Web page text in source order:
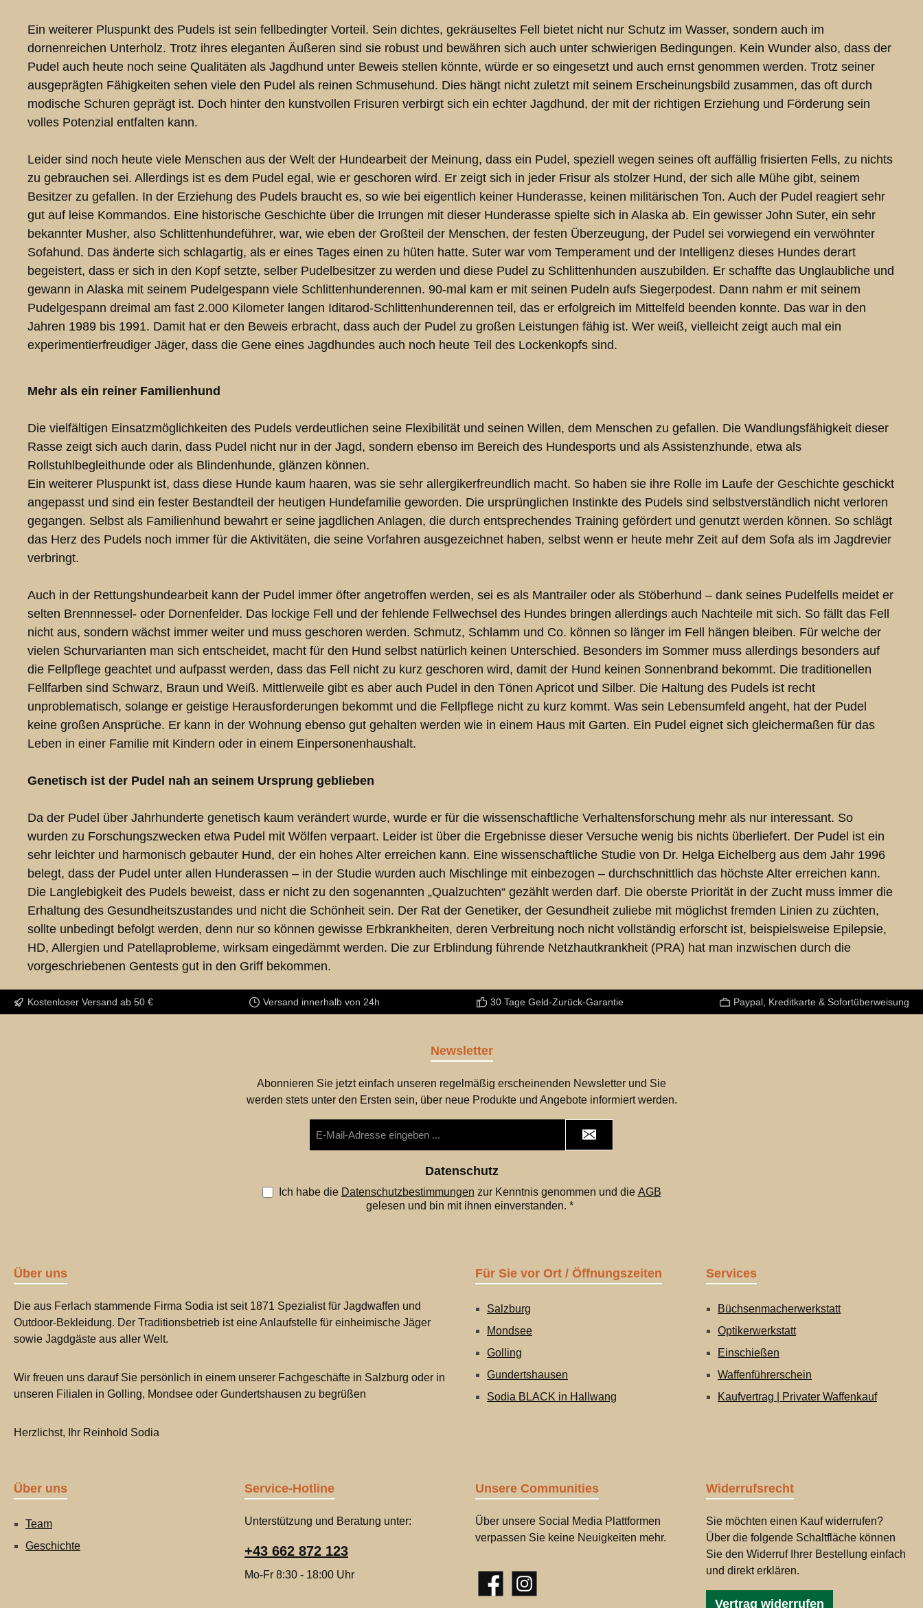
Ein weiterer Pluspunkt des Pudels ist sein fellbedingter Vorteil. Sein dichtes, gekräuseltes Fell bietet nicht nur Schutz im Wasser, sondern auch im
dornenreichen Unterholz. Trotz ihres eleganten Äußeren sind sie robust und bewähren sich auch unter schwierigen Bedingungen. Kein Wunder also, dass der
Pudel auch heute noch seine Qualitäten als Jagdhund unter Beweis stellen könnte, würde er so eingesetzt und auch ernst genommen werden. Trotz seiner
ausgeprägten Fähigkeiten sehen viele den Pudel als reinen Schmusehund. Dies hängt nicht zuletzt mit seinem Erscheinungsbild zusammen, das oft durch
modische Schuren geprägt ist. Doch hinter den kunstvollen Frisuren verbirgt sich ein echter Jagdhund, der mit der richtigen Erziehung und Förderung sein
volles Potenzial entfalten kann.
Leider sind noch heute viele Menschen aus der Welt der Hundearbeit der Meinung, dass ein Pudel, speziell wegen seines oft auffällig frisierten Fells, zu nichts
zu gebrauchen sei. Allerdings ist es dem Pudel egal, wie er geschoren wird. Er zeigt sich in jeder Frisur als stolzer Hund, der sich alle Mühe gibt, seinem
Besitzer zu gefallen. In der Erziehung des Pudels braucht es, so wie bei eigentlich keiner Hunderasse, keinen militärischen Ton. Auch der Pudel reagiert sehr
gut auf leise Kommandos. Eine historische Geschichte über die Irrungen mit dieser Hunderasse spielte sich in Alaska ab. Ein gewisser John Suter, ein sehr
bekannter Musher, also Schlittenhundeführer, war, wie eben der Großteil der Menschen, der festen Überzeugung, der Pudel sei vorwiegend ein verwöhnter
Sofahund. Das änderte sich schlagartig, als er eines Tages einen zu hüten hatte. Suter war vom Temperament und der Intelligenz dieses Hundes derart
begeistert, dass er sich in den Kopf setzte, selber Pudelbesitzer zu werden und diese Pudel zu Schlittenhunden auszubilden. Er schaffte das Unglaubliche und
gewann in Alaska mit seinem Pudelgespann viele Schlittenhunderennen. 90-mal kam er mit seinen Pudeln aufs Siegerpodest. Dann nahm er mit seinem
Pudelgespann dreimal am fast 2.000 Kilometer langen Iditarod-Schlittenhunderennen teil, das er erfolgreich im Mittelfeld beenden konnte. Das war in den
Jahren 1989 bis 1991. Damit hat er den Beweis erbracht, dass auch der Pudel zu großen Leistungen fähig ist. Wer weiß, vielleicht zeigt auch mal ein
experimentierfreudiger Jäger, dass die Gene eines Jagdhundes auch noch heute Teil des Lockenkopfs sind.
Mehr als ein reiner Familienhund
Die vielfältigen Einsatzmöglichkeiten des Pudels verdeutlichen seine Flexibilität und seinen Willen, dem Menschen zu gefallen. Die Wandlungsfähigkeit dieser
Rasse zeigt sich auch darin, dass Pudel nicht nur in der Jagd, sondern ebenso im Bereich des Hundesports und als Assistenzhunde, etwa als
Rollstuhlbegleithunde oder als Blindenhunde, glänzen können.
Ein weiterer Pluspunkt ist, dass diese Hunde kaum haaren, was sie sehr allergikerfreundlich macht. So haben sie ihre Rolle im Laufe der Geschichte geschickt
angepasst und sind ein fester Bestandteil der heutigen Hundefamilie geworden. Die ursprünglichen Instinkte des Pudels sind selbstverständlich nicht verloren
gegangen. Selbst als Familienhund bewahrt er seine jagdlichen Anlagen, die durch entsprechendes Training gefördert und genutzt werden können. So schlägt
das Herz des Pudels noch immer für die Aktivitäten, die seine Vorfahren ausgezeichnet haben, selbst wenn er heute mehr Zeit auf dem Sofa als im Jagdrevier
verbringt.
Auch in der Rettungshundearbeit kann der Pudel immer öfter angetroffen werden, sei es als Mantrailer oder als Stöberhund – dank seines Pudelfells meidet er
selten Brennnessel- oder Dornenfelder. Das lockige Fell und der fehlende Fellwechsel des Hundes bringen allerdings auch Nachteile mit sich. So fällt das Fell
nicht aus, sondern wächst immer weiter und muss geschoren werden. Schmutz, Schlamm und Co. können so länger im Fell hängen bleiben. Für welche der
vielen Schurvarianten man sich entscheidet, macht für den Hund selbst natürlich keinen Unterschied. Besonders im Sommer muss allerdings besonders auf
die Fellpflege geachtet und aufpasst werden, dass das Fell nicht zu kurz geschoren wird, damit der Hund keinen Sonnenbrand bekommt. Die traditionellen
Fellfarben sind Schwarz, Braun und Weiß. Mittlerweile gibt es aber auch Pudel in den Tönen Apricot und Silber. Die Haltung des Pudels ist recht
unproblematisch, solange er geistige Herausforderungen bekommt und die Fellpflege nicht zu kurz kommt. Was sein Lebensumfeld angeht, hat der Pudel
keine großen Ansprüche. Er kann in der Wohnung ebenso gut gehalten werden wie in einem Haus mit Garten. Ein Pudel eignet sich gleichermaßen für das
Leben in einer Familie mit Kindern oder in einem Einpersonenhaushalt.
Genetisch ist der Pudel nah an seinem Ursprung geblieben
Da der Pudel über Jahrhunderte genetisch kaum verändert wurde, wurde er für die wissenschaftliche Verhaltensforschung mehr als nur interessant. So
wurden zu Forschungszwecken etwa Pudel mit Wölfen verpaart. Leider ist über die Ergebnisse dieser Versuche wenig bis nichts überliefert. Der Pudel ist ein
sehr leichter und harmonisch gebauter Hund, der ein hohes Alter erreichen kann. Eine wissenschaftliche Studie von Dr. Helga Eichelberg aus dem Jahr 1996
belegt, dass der Pudel unter allen Hunderassen – in der Studie wurden auch Mischlinge mit einbezogen – durchschnittlich das höchste Alter erreichen kann.
Die Langlebigkeit des Pudels beweist, dass er nicht zu den sogenannten „Qualzuchten“ gezählt werden darf. Die oberste Priorität in der Zucht muss immer die
Erhaltung des Gesundheitszustandes und nicht die Schönheit sein. Der Rat der Genetiker, der Gesundheit zuliebe mit möglichst fremden Linien zu züchten,
sollte unbedingt befolgt werden, denn nur so können gewisse Erbkrankheiten, deren Verbreitung noch nicht vollständig erforscht ist, beispielsweise Epilepsie,
HD, Allergien und Patellaprobleme, wirksam eingedämmt werden. Die zur Erblindung führende Netzhautkrankheit (PRA) hat man inzwischen durch die
vorgeschriebenen Gentests gut in den Griff bekommen.
Kostenloser Versand ab 50 € Versand innerhalb von 24h 30 Tage Geld-Zurück-Garantie Paypal, Kreditkarte & Sofortüberweisung
Newsletter
Abonnieren Sie jetzt einfach unseren regelmäßig erscheinenden Newsletter und Sie
werden stets unter den Ersten sein, über neue Produkte und Angebote informiert werden.
Mail-
Datenschutz
Ich habe die Datenschutzbestimmungen zur Kenntnis genommen und die AGB
gelesen und bin mit ihnen einverstanden. *
Über uns
Die aus Ferlach stammende Firma Sodia ist seit 1871 Spezialist für Jagdwaffen und
Outdoor-Bekleidung. Der Traditionsbetrieb ist eine Anlaufstelle für einheimische Jäger
sowie Jagdgäste aus aller Welt.
Wir freuen uns darauf Sie persönlich in einem unserer Fachgeschäfte in Salzburg oder in
unseren Filialen in Golling, Mondsee oder Gundertshausen zu begrüßen
Herzlichst, Ihr Reinhold Sodia
Für Sie vor Ort / Öffnungszeiten
Salzburg
Mondsee
Golling
Gundertshausen
Sodia BLACK in Hallwang
Services
Büchsenmacherwerkstatt
Optikerwerkstatt
Einschießen
Waffenführerschein
Kaufvertrag | Privater Waffenkauf
Über uns
Team
Geschichte
Service-Hotline
Unterstützung und Beratung unter:
+43 662 872 123
Mo-Fr 8:30 - 18:00 Uhr
Unsere Communities
Über unsere Social Media Plattformen
verpassen Sie keine Neuigkeiten mehr.
FacebookInstagram
Widerrufsrecht
Sie möchten einen Kauf widerrufen?
Über die folgende Schaltfläche können
Sie den Widerruf Ihrer Bestellung einfach
und direkt erklären.
Vertrag widerrufen